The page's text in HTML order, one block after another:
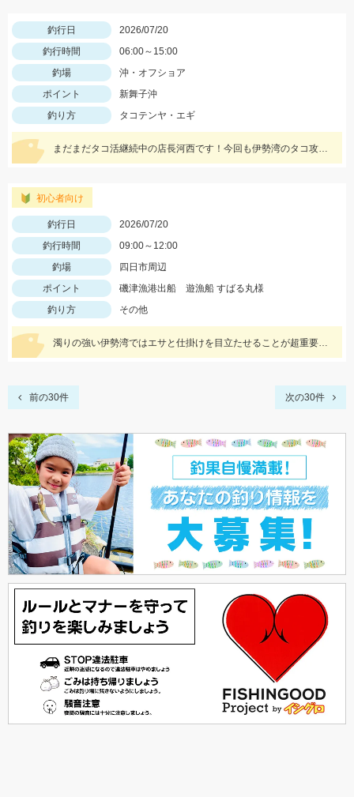
釣行日
2026/07/20
釣行時間
06:00～15:00
釣場
沖・オフショア
ポイント
新舞子沖
釣り方
タコテンヤ・エギ
まだまだタコ活継続中の店長河西です！今回も伊勢湾のタコ攻略！サイズが大きくなってきたので釣り応え抜群！！
初心者向け
釣行日
2026/07/20
釣行時間
09:00～12:00
釣場
四日市周辺
ポイント
磯津漁港出船 遊漁船 すばる丸様
釣り方
その他
濁りの強い伊勢湾ではエサと仕掛けを目立たせることが超重要です。エサは目立つオレンジ「ゴールドイソメを」を。天秤に付けるオモリにはキラキラ光るTsulino「カスタムカラーシンカー」がベストです。
前の30件 次の30件